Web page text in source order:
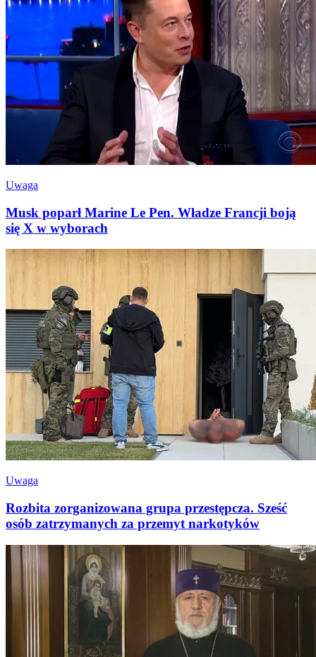
Uwaga
Musk poparł Marine Le Pen. Władze Francji boją
się X w wyborach
Uwaga
Rozbita zorganizowana grupa przestępcza. Sześć
osób zatrzymanych za przemyt narkotyków